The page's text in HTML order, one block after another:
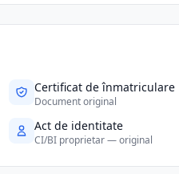
Certificat de înmatriculare
Document original
Act de identitate
CI/BI proprietar — original